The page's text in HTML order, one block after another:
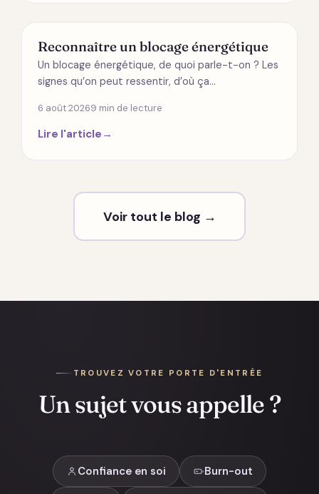
ÉNERGÉTIQUE
Reconnaître un blocage énergétique
Un blocage énergétique, de quoi parle-t-on ? Les
signes qu’on peut ressentir, d’où ça…
6 août 20269 min de lecture
Lire l'article →
Voir tout le blog →
TROUVEZ VOTRE PORTE D'ENTRÉE
Un sujet vous appelle ?
Confiance en soi Burn-out